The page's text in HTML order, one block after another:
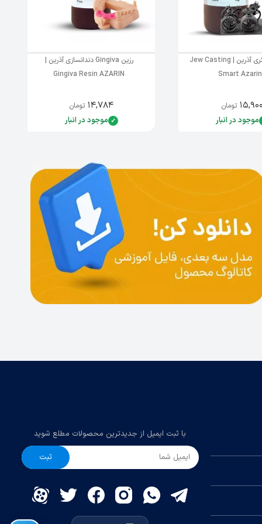
رزین ریختگری آذرین | Jew Casting
Smart Azarin
موجود در انبار
تومان
رزین Gingiva دندانسازی آذرین |
Gingiva Resin AZARIN
موجود در انبار
۱۴,۷۸۴ تومان
با ثبت ایمیل از جدیدترین محصولات مطلع شوید
ثبت